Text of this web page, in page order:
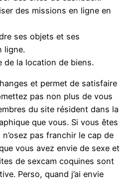
des missions en ligne en
ses objets et ses
ligne.
de la location de biens.
et permet de satisfaire
pas non plus de vous
du site résident dans la
que vous. Si vous êtes
pas franchir le cap de
vous avez envie de sexe et
de sexcam coquines sont
Perso, quand j’ai envie